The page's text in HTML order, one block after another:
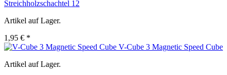
Streichholzschachtel 12
Artikel auf Lager.
1,95 € *
V-Cube 3 Magnetic Speed Cube
Artikel auf Lager.